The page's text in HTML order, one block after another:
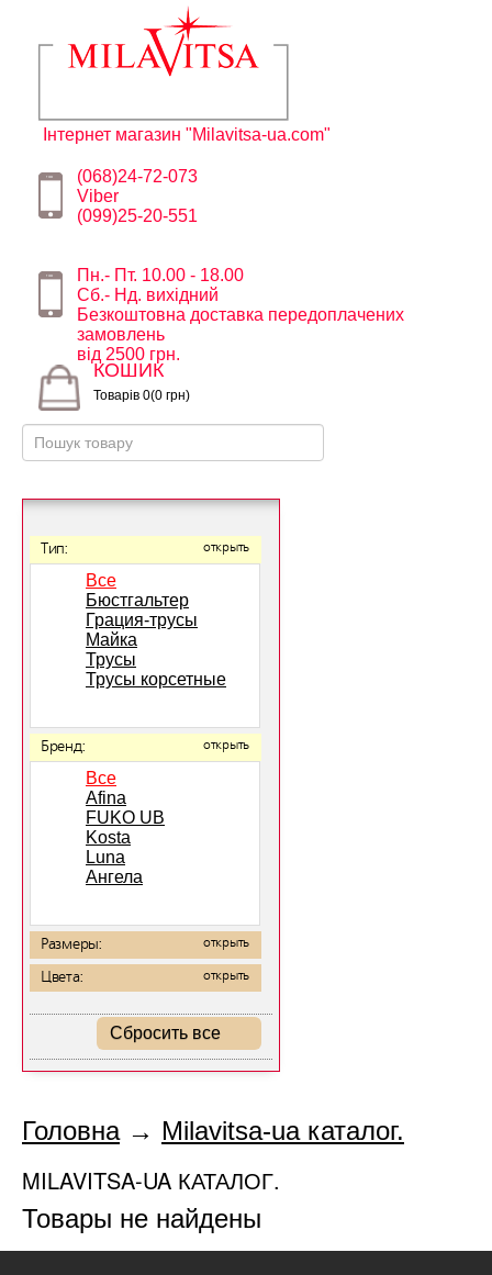
Інтернет магазин "Milavitsa-ua.com"
(068)24-72-073
Viber
(099)25-20-551
Пн.- Пт. 10.00 - 18.00
Сб.- Нд. вихідний
Безкоштовна доставка передоплачених
замовлень
від 2500 грн.
КОШИК
Товарів 0(0 грн)
Тип: открыть
Все
Бюстгальтер
Грация-трусы
Майка
Трусы
Трусы корсетные
Бренд: открыть
Все
Afina
FUKO UB
Kosta
Luna
Ангела
Размеры: открыть
Цвета: открыть
Сбросить все
Головна→ Milavitsa-ua каталог.
MILAVITSA-UA КАТАЛОГ.
Товары не найдены